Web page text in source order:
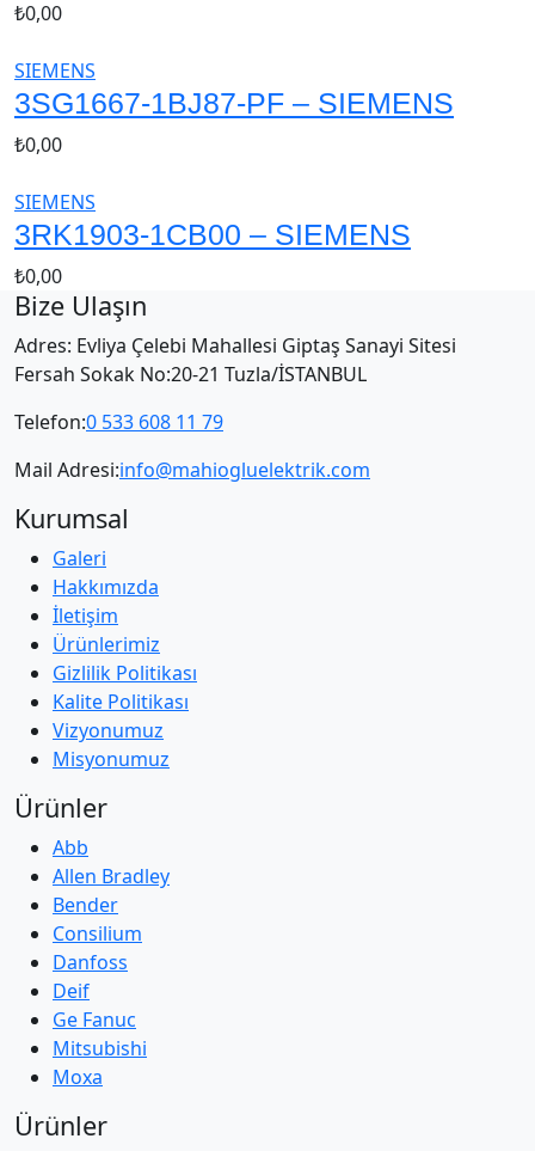
₺0,00
SIEMENS
3SG1667-1BJ87-PF – SIEMENS
₺0,00
SIEMENS
3RK1903-1CB00 – SIEMENS
₺0,00
Bize Ulaşın
Adres: Evliya Çelebi Mahallesi Giptaş Sanayi Sitesi
Fersah Sokak No:20-21 Tuzla/İSTANBUL
Telefon:0 533 608 11 79
Mail Adresi:info@mahiogluelektrik.com
Kurumsal
Galeri
Hakkımızda
İletişim
Ürünlerimiz
Gizlilik Politikası
Kalite Politikası
Vizyonumuz
Misyonumuz
Ürünler
Abb
Allen Bradley
Bender
Consilium
Danfoss
Deif
Ge Fanuc
Mitsubishi
Moxa
Ürünler